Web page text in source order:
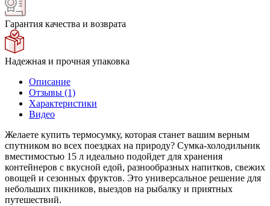
Гарантия качества и возврата
Надежная и прочная упаковка
Описание
Отзывы (1)
Характеристики
Видео
Желаете купить термосумку, которая станет вашим верным
спутником во всех поездках на природу? Сумка-холодильник
вместимостью 15 л идеально подойдет для хранения
контейнеров с вкусной едой, разнообразных напитков, свежих
овощей и сезонных фруктов. Это универсальное решение для
небольших пикников, выездов на рыбалку и приятных
путешествий.